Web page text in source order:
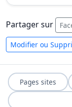
Partager sur
Modifier ou
Pages sites